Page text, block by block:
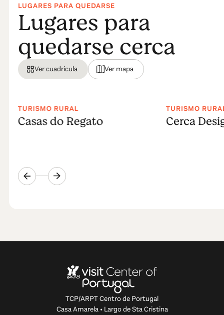
LUGARES PARA QUEDARSE
Lugares para
quedarse cerca
Ver cuadrícula Ver mapa
TURISMO RURAL
Casas do Regato
TURISMO
Cerca
TCP/ARPT Centro de Portugal
Casa Amarela • Largo de Sta Cristina